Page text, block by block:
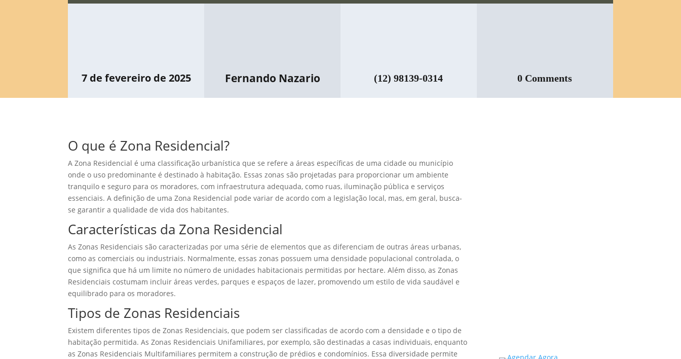
7 de fevereiro de 2025 Fernando Nazario (12) 98139-0314 0 Comments
O que é Zona Residencial?
A Zona Residencial é uma classificação urbanística que se refere a áreas específicas de uma cidade ou município
onde o uso predominante é destinado à habitação. Essas zonas são projetadas para proporcionar um ambiente
tranquilo e seguro para os moradores, com infraestrutura adequada, como ruas, iluminação pública e serviços
essenciais. A definição de uma Zona Residencial pode variar de acordo com a legislação local, mas, em geral, busca-
se garantir a qualidade de vida dos habitantes.
Características da Zona Residencial
As Zonas Residenciais são caracterizadas por uma série de elementos que as diferenciam de outras áreas urbanas,
como as comerciais ou industriais. Normalmente, essas zonas possuem uma densidade populacional controlada, o
que significa que há um limite no número de unidades habitacionais permitidas por hectare. Além disso, as Zonas
Residenciais costumam incluir áreas verdes, parques e espaços de lazer, promovendo um estilo de vida saudável e
equilibrado para os moradores.
Tipos de Zonas Residenciais
Existem diferentes tipos de Zonas Residenciais, que podem ser classificadas de acordo com a densidade e o tipo de
habitação permitida. As Zonas Residenciais Unifamiliares, por exemplo, são destinadas a casas individuais, enquanto
as Zonas Residenciais Multifamiliares permitem a construção de prédios e condomínios. Essa diversidade permite